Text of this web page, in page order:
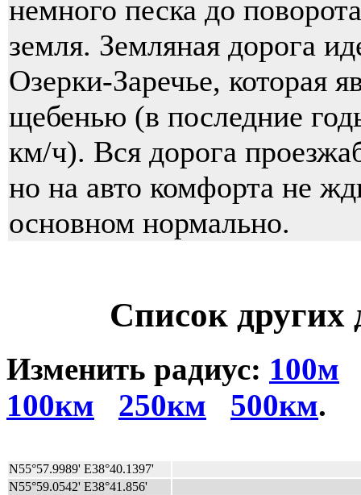
немного песка до
земля. Земляная дорога
Озерки-Заречье, которая
щебенью (в последние
км/ч). Вся дорога
но на авто комфорта не
основном нормально.
Список других
Изменить радиус: 100м
100км
250км 500км.
N55°57.9989' E38°40.1397'
N55°59.0542' E38°41.856'